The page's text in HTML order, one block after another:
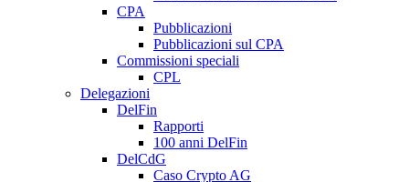
CPA
Pubblicazioni
Pubblicazioni sul CPA
Commissioni speciali
CPL
Delegazioni
DelFin
Rapporti
100 anni DelFin
DelCdG
Caso Crypto AG